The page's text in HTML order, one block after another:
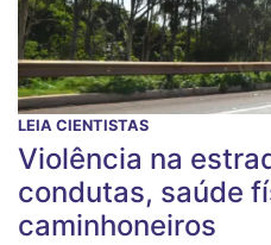
LEIA CIENTISTAS
Violência na
condutas, saúde
caminhoneiros